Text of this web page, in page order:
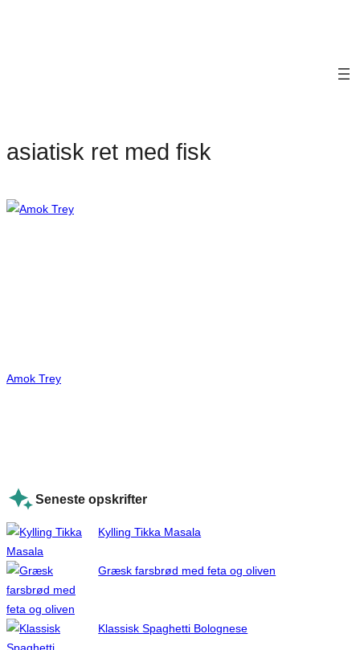
asiatisk ret med fisk
Amok Trey
Seneste opskrifter
Kylling Tikka Masala
Græsk farsbrød med feta og oliven
Klassisk Spaghetti Bolognese